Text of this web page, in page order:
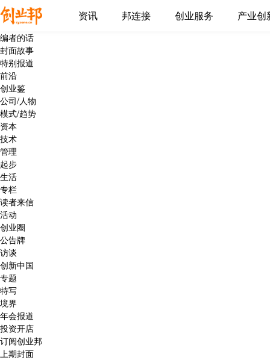
资讯 邦连接 创业服务 产业创
编者的话
封面故事
特别报道
前沿
创业鉴
公司/人物
模式/趋势
资本
技术
管理
起步
生活
专栏
读者来信
活动
创业圈
公告牌
访谈
创新中国
专题
特写
境界
年会报道
投资开店
订阅创业邦
上期封面